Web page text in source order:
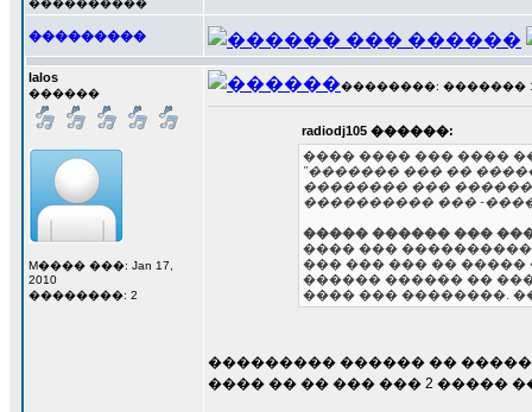
����������
���������
lalos
������
M���� ���: Jan 17,
2010
��������: 2
��������: ������� 17
radiodj105 ������:
���� ���� ��� ����
"������� ��� ��
�������� ���
���������� ��� -
����� ������ ���
���� ���
��� ��� ��� �� �����
������ ������ ��
���� ��� ��������.
��������� ������ ��
���� �� �� ��� ��� 2 �����